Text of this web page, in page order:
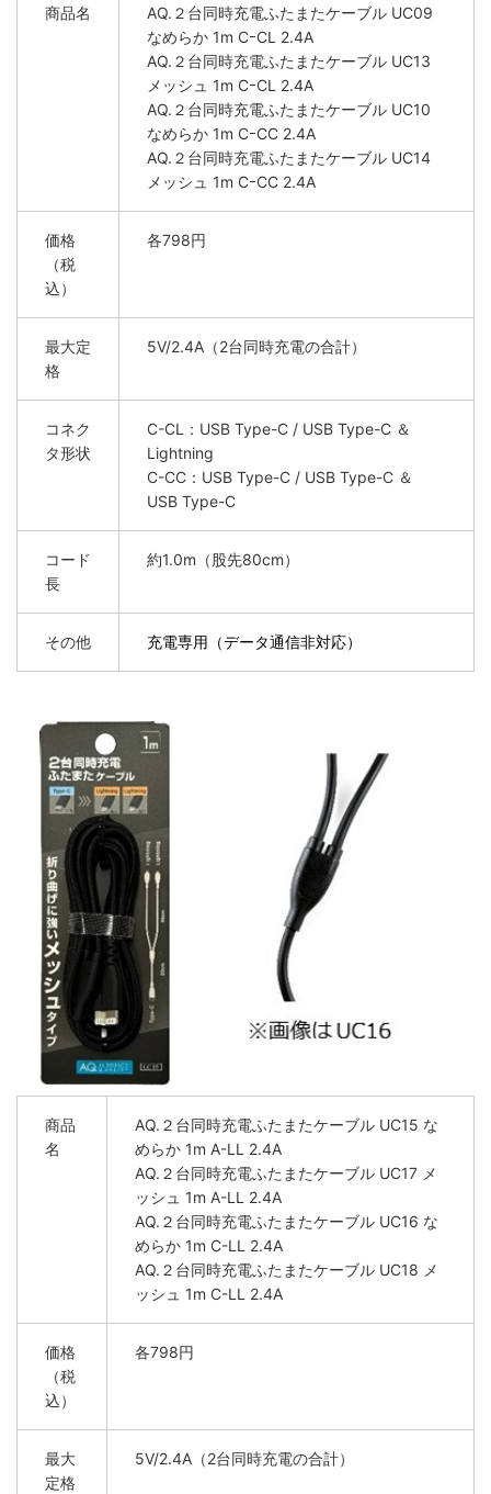
商品名
AQ.２台同時充電ふたまたケーブル UC09
なめらか 1m CｰCL 2.4A
AQ.２台同時充電ふたまたケーブル UC13
メッシュ 1m CｰCL 2.4A
AQ.２台同時充電ふたまたケーブル UC10
なめらか 1m CｰCC 2.4A
AQ.２台同時充電ふたまたケーブル UC14
メッシュ 1m CｰCC 2.4A
価格
（税
込）
各798円
最大定
格
5V/2.4A（2台同時充電の合計）
コネク
タ形状
C-CL：USB Type-C / USB Type-C ＆
Lightning
C-CC：USB Type-C / USB Type-C ＆
USB Type-C
コード
長
約1.0m（股先80cm）
その他 充電専用（データ通信非対応）
商品
名
AQ.２台同時充電ふたまたケーブル UC15 な
めらか 1m A-LL 2.4A
AQ.２台同時充電ふたまたケーブル UC17 メ
ッシュ 1m A-LL 2.4A
AQ.２台同時充電ふたまたケーブル UC16 な
めらか 1m C-LL 2.4A
AQ.２台同時充電ふたまたケーブル UC18 メ
ッシュ 1m C-LL 2.4A
価格
（税
込）
各798円
最大
定格
5V/2.4A（2台同時充電の合計）